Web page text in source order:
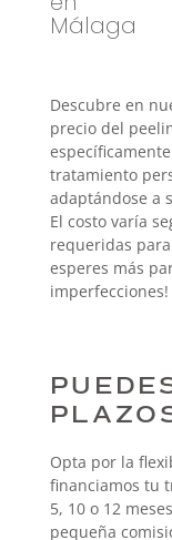
Málaga
Descubre en
precio del
tratamiento
adaptándose a
El costo varía
requeridas
esperes más
imperfecciones!
Opta por la
financiamos tu
5, 10 o 12
pequeña